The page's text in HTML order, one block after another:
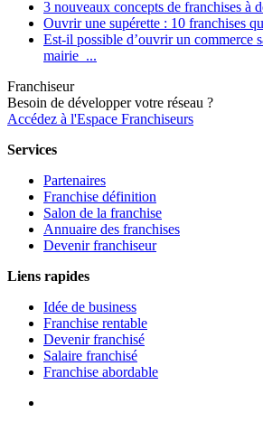
3 nouveaux concepts de franchises à
Ouvrir une supérette : 10 franchises
Est-il possible d’ouvrir un commerce
mairie ...
Franchiseur
Besoin de développer votre réseau ?
Accédez à l'Espace Franchiseurs
Services
Partenaires
Franchise définition
Salon de la franchise
Annuaire des franchises
Devenir franchiseur
Liens rapides
Idée de business
Franchise rentable
Devenir franchisé
Salaire franchisé
Franchise abordable